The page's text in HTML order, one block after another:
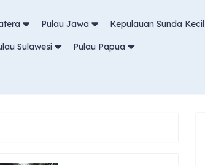
Pulau Jawa Kepulauan Sunda Kecil
Sulawesi Pulau Papua